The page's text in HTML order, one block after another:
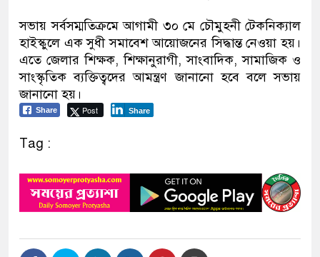
সভায় সর্বসম্মতিক্রমে আগামী ৩০ মে চৌমুহনী টেকনিক্যাল
হাইস্কুলে এক সুধী সমাবেশ আয়োজনের সিদ্ধান্ত নেওয়া হয়।
এতে জেলার শিক্ষক, শিক্ষানুরাগী, সাংবাদিক, সামাজিক ও
সাংস্কৃতিক ব্যক্তিত্বদের আমন্ত্রণ জানানো হবে বলে সভায়
জানানো হয়।
Share Post Share
Tag :